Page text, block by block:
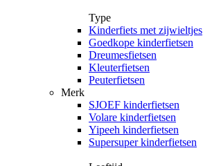
Type
Kinderfiets met zijwieltjes
Goedkope kinderfietsen
Dreumesfietsen
Kleuterfietsen
Peuterfietsen
Merk
SJOEF kinderfietsen
Volare kinderfietsen
Yipeeh kinderfietsen
Supersuper kinderfietsen